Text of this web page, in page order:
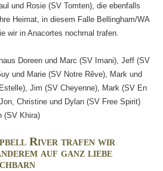
und Rosie (SV Tomten), die ebenfalls
Heimat, in diesem Falle Bellingham/WA
wir in Anacortes nochmal trafen.
Doreen und Marc (SV Imani), Jeff (SV
und Marie (SV Notre Rêve), Mark und
Jim (SV Cheyenne), Mark (SV En
Christine und Dylan (SV Free Spirit)
(SV Khira)
River trafen wir
auf ganz liebe